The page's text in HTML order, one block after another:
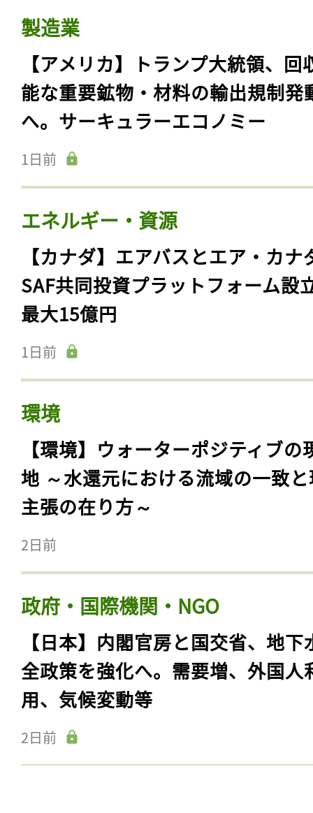
製造業
【アメリカ】トランプ大統領、回
能な重要鉱物・材料の輸出規制発
へ。サーキュラーエコノミー
1日前
エネルギー・資源
【カナダ】エアバスとエア・カナ
SAF共同投資プラットフォーム設
最大15億円
1日前
環境
【環境】ウォーターポジティブの
地 ～水還元における流域の一致
主張の在り方～
2日前
政府・国際機関・NGO
【日本】内閣官房と国交省、地下
全政策を強化へ。需要増、外国人
用、気候変動等
2日前